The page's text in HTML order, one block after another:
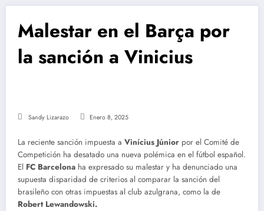
Malestar en el Barça por
la sanción a Vinicius
Sandy Lizarazo Enero 8, 2025
La reciente sanción impuesta a Vinícius Júnior por el Comité de
Competición ha desatado una nueva polémica en el fútbol español.
El FC Barcelona ha expresado su malestar y ha denunciado una
supuesta disparidad de criterios al comparar la sanción del
brasileño con otras impuestas al club azulgrana, como la de
Robert Lewandowski.